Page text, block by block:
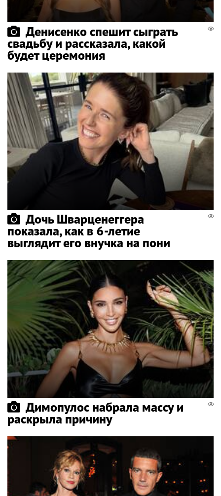
Денисенко спешит сыграть
свадьбу и рассказала, какой
будет церемония
Дочь Шварценеггера
показала, как в 6-летие
выглядит его внучка на пони
Димопулос набрала массу и
раскрыла причину